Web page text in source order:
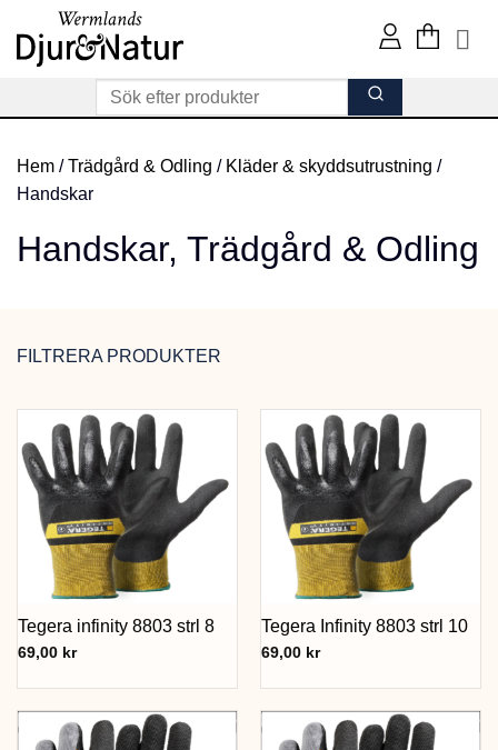
content
Hem /Trädgård & Odling / Kläder & skyddsutrustning /
Handskar
Handskar, Trädgård & Odling
FILTRERA PRODUKTER
Tegera infinity 8803 strl 8
69,00 kr
Tegera Infinity 8803 strl 10
69,00 kr